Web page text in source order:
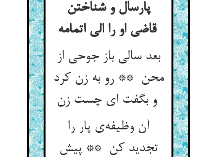
پارسال و شناختن
قاضی او را الی اتمامه
بعد سالی باز جوحی از
محن ** رو به زن کرد
و بگفت ای چست زن
آن وظیفه‌ی پار را
تجدید کن ** پیش